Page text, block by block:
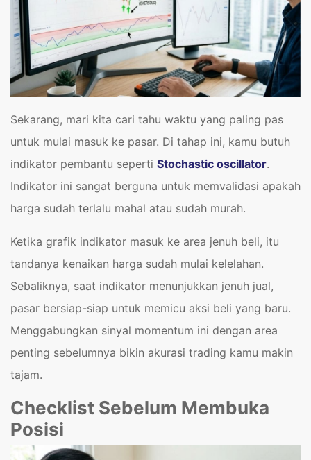
Sekarang, mari kita cari tahu waktu yang paling pas
untuk mulai masuk ke pasar. Di tahap ini, kamu butuh
indikator pembantu seperti Stochastic oscillator.
Indikator ini sangat berguna untuk memvalidasi apakah
harga sudah terlalu mahal atau sudah murah.
Ketika grafik indikator masuk ke area jenuh beli, itu
tandanya kenaikan harga sudah mulai kelelahan.
Sebaliknya, saat indikator menunjukkan jenuh jual,
pasar bersiap-siap untuk memicu aksi beli yang baru.
Menggabungkan sinyal momentum ini dengan area
penting sebelumnya bikin akurasi trading kamu makin
tajam.
Checklist Sebelum Membuka
Posisi